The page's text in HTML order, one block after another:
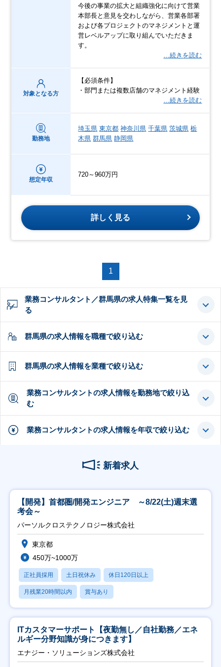
今後の事業の拡大と組織強化に向けて営業
本部長と意見を交わしながら、営業各部署
および各プロジェクトのマネジメントと運
営レベルアップに取り組んでいただきま
す。
…続きを読む
対象となる方
【必須条件】
・部門または複数店舗のマネジメント経験
…続きを読む
勤務地
埼玉県 東京都 神奈川県 千葉県 茨城県 栃
木県 群馬県 静岡県
想定年収
720～960万円
詳しく見る
1
業務コンサルタント／群馬県の求人特集一覧を見
る
群馬県の求人情報を職種で絞り込む
群馬県の求人情報を業種で絞り込む
業務コンサルタントの求人情報を勤務地で絞り込
む
業務コンサルタントの求人情報を年収で絞り込む
新着求人
【開発】首都圏/開発エンジニア ～8/22(土)週末選
考会～
パーソルクロステクノロジー株式会社
東京都
450万~1000万
正社員採用 土日祝休み 休日120日以上
月残業20時間以内 賞与あり
ITカスタマーサポート【夜勤無し／自社勤務／エネ
ルギー分野知識が身につきます】
エナジー・ソリューションズ株式会社